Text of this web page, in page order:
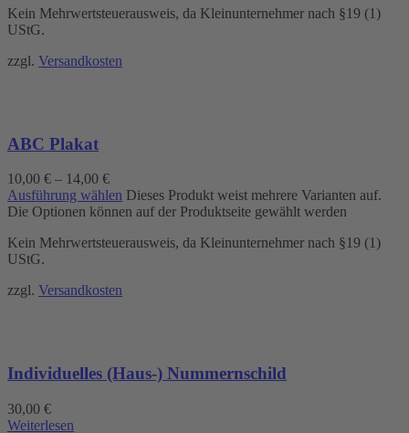
Kein Mehrwertsteuerausweis, da Kleinunternehmer nach §19 (1)
UStG.
zzgl. Versandkosten
ABC Plakat
10,00 € – 14,00 €
Ausführung wählen Dieses Produkt weist mehrere Varianten auf.
Die Optionen können auf der Produktseite gewählt werden
Kein Mehrwertsteuerausweis, da Kleinunternehmer nach §19 (1)
UStG.
zzgl. Versandkosten
Individuelles (Haus-) Nummernschild
30,00 €
Weiterlesen